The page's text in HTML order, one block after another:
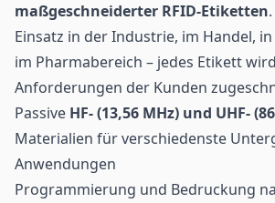
maßgeschneiderter RFID-Etiketten
Einsatz in der Industrie, im Handel,
im Pharmabereich – jedes Etikett
Anforderungen der Kunden
Passive HF- (13,56 MHz) und UHF-
Materialien für verschiedenste
Anwendungen
Programmierung und Bedruckung